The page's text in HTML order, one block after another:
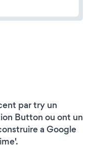
par try un
Button ou ont un
a Google